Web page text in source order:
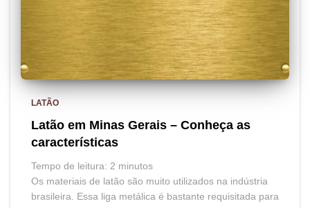
LATÃO
Latão em Minas Gerais – Conheça as
características
Tempo de leitura: 2 minutos
Os materiais de latão são muito utilizados na indústria
brasileira. Essa liga metálica é bastante requisitada para